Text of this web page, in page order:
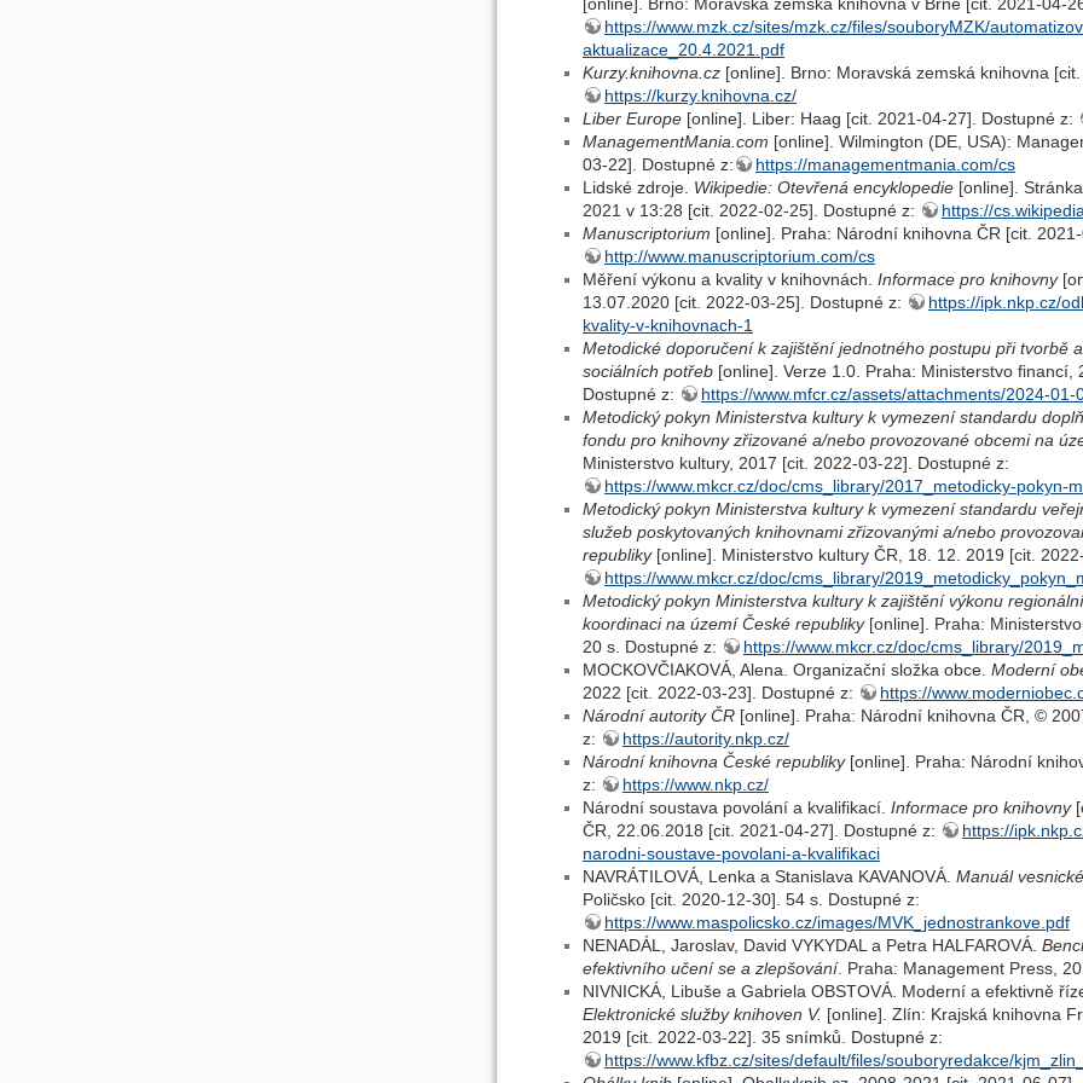
[online]. Brno: Moravská zemská knihovna v Brně [cit. 2021-04-
https://www.mzk.cz/sites/mzk.cz/files/souboryMZK/
aktualizace_20.4.2021.pdf
Kurzy.knihovna.cz [online]. Brno: Moravská zemská knihovna
https://kurzy.knihovna.cz/
Liber Europe [online]. Liber: Haag [cit. 2021-04-27]. Dostupné z:
ManagementMania.com [online]. Wilmington (DE, USA):
03-22]. Dostupné z:
https://managementmania.com/cs
Lidské zdroje. Wikipedie: Otevřená encyklopedie [online].
2021 v 13:28 [cit. 2022-02-25]. Dostupné z:
https://
Manuscriptorium [online]. Praha: Národní knihovna ČR [cit.
http://www.manuscriptorium.com/cs
Měření výkonu a kvality v knihovnách. Informace pro knihovny
13.07.2020 [cit. 2022-03-25]. Dostupné z:
https://ipk.nkp.cz/
kvality-v-knihovnach-1
Metodické doporučení k zajištění jednotného postupu při tvorbě
sociálních potřeb [online]. Verze 1.0. Praha: Ministerstvo
Dostupné z:
https://www.mfcr.cz/assets/attachments/2024-
Metodický pokyn Ministerstva kultury k vymezení standardu
fondu pro knihovny zřizované a/nebo provozované obcemi na
Ministerstvo kultury, 2017 [cit. 2022-03-22]. Dostupné z:
https://www.mkcr.cz/doc/cms_library/2017_metodicky-pokyn-
Metodický pokyn Ministerstva kultury k vymezení standardu
služeb poskytovaných knihovnami zřizovanými a/nebo
republiky[online]. Ministerstvo kultury ČR, 18. 12. 2019 [cit.
https://www.mkcr.cz/doc/cms_library/
Metodický pokyn Ministerstva kultury k zajištění výkonu
koordinaci na území České republiky[online]. Praha:
20 s. Dostupné z:
https://www.mkcr.cz/doc/cms_library/
MOCKOVČIAKOVÁ, Alena. Organizační složka obce. Moderní
2022 [cit. 2022-03-23]. Dostupné z:
https://
Národní autority ČR [online]. Praha: Národní knihovna ČR, ©
z:
https://autority.nkp.cz/
Národní knihovna České republiky[online]. Praha: Národní
z:
https://www.nkp.cz/
Národní soustava povolání a kvalifikací. Informace pro knihovny
ČR, 22.06.2018 [cit. 2021-04-27]. Dostupné z:
https://
narodni-soustave-povolani-a-kvalifikaci
NAVRÁTILOVÁ, Lenka a Stanislava KAVANOVÁ. Manuál
Poličsko [cit. 2020-12-30]. 54 s. Dostupné z:
https://www.maspolicsko.cz/images/MVK_jednostrankove.pdf
NENADÁL, Jaroslav, David VYKYDAL a Petra HALFAROVÁ.
efektivního učení se a zlepšování. Praha: Management Press,
NIVNICKÁ, Libuše a Gabriela OBSTOVÁ. Moderní a efektivně
Elektronické služby knihoven V. [online]. Zlín: Krajská knihovna
2019 [cit. 2022-03-22]. 35 snímků. Dostupné z:
https://www.kfbz.cz/sites/default/files/souboryredakce/